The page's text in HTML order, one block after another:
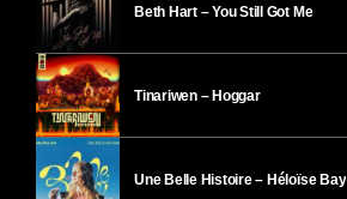
Beth Hart – You Still Got Me
Tinariwen – Hoggar
Une Belle Histoire – Héloïse Bay